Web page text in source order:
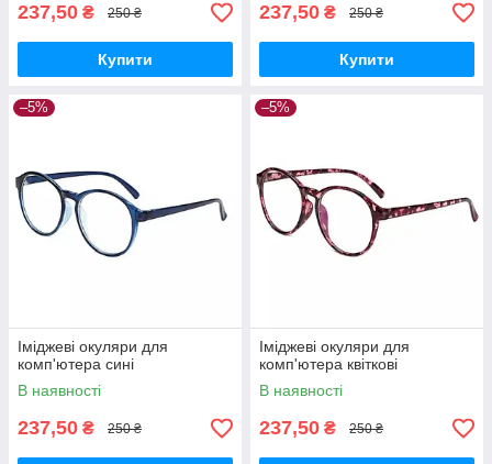
237,50 ₴ 250 ₴
Купити
237,50 ₴ 250 ₴
Купити
–5%
Іміджеві окуляри для
комп'ютера сині
В наявності
237,50 ₴ 250 ₴
–5%
Іміджеві окуляри для
комп'ютера квіткові
В наявності
237,50 ₴ 250 ₴